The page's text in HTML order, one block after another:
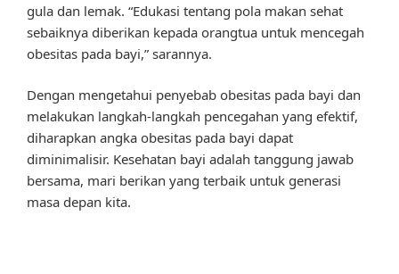
gula dan lemak. “Edukasi tentang pola makan sehat
sebaiknya diberikan kepada orangtua untuk mencegah
obesitas pada bayi,” sarannya.
Dengan mengetahui penyebab obesitas pada bayi dan
melakukan langkah-langkah pencegahan yang efektif,
diharapkan angka obesitas pada bayi dapat
diminimalisir. Kesehatan bayi adalah tanggung jawab
bersama, mari berikan yang terbaik untuk generasi
masa depan kita.